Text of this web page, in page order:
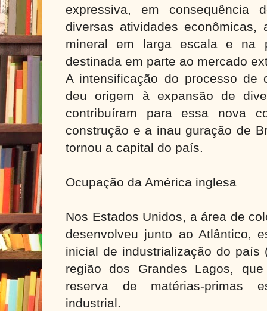
expressiva, em consequência
diversas atividades econômicas,
mineral em larga escala e na
destinada em parte ao mercado
A intensificação do processo de
deu origem à expansão de
contribuíram para essa nova
construção e a inau guração de
tornou a capital do país.
Ocupação da América inglesa
Nos Estados Unidos, a área de
desenvolveu junto ao Atlântico,
inicial de industrialização do país
região dos Grandes Lagos,
reserva de matérias-primas
industrial.